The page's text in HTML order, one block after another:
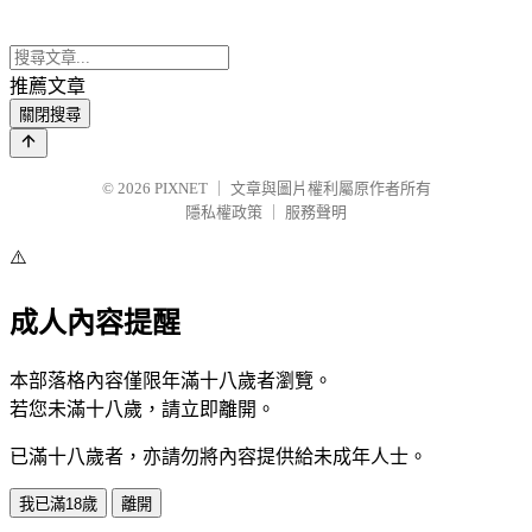
推薦文章
關閉搜尋
© 2026 PIXNET
文章與圖片權利屬原作者所有
隱私權政策
服務聲明
⚠️
成人內容提醒
本部落格內容僅限年滿十八歲者瀏覽。
若您未滿十八歲，請立即離開。
已滿十八歲者，亦請勿將內容提供給未成年人士。
我已滿18歲 離開